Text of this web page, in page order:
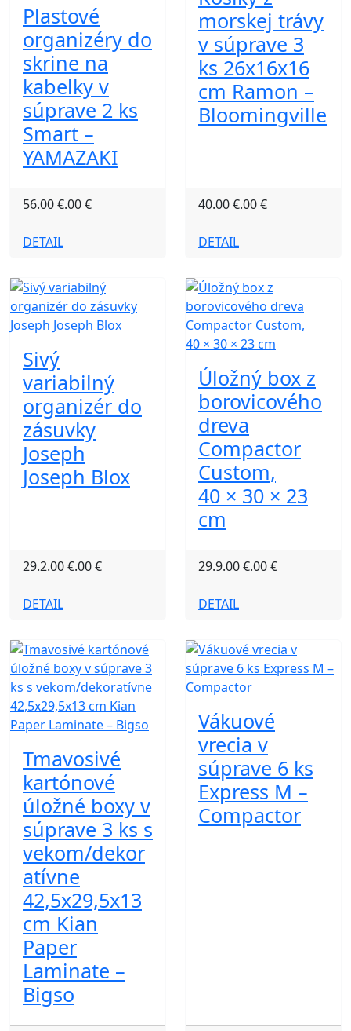
Plastové
organizéry do
skrine na
kabelky v
súprave 2 ks
Smart –
YAMAZAKI
56.00 €.00 €
DETAIL
morskej trávy
v súprave 3
ks 26x16x16
cm Ramon –
Bloomingville
40.00 €.00 €
DETAIL
Sivý
variabilný
organizér do
zásuvky
Joseph
Joseph Blox
29.2.00 €.00 €
DETAIL
Úložný box z
borovicového
dreva
Compactor
Custom,
40 × 30 × 23
cm
29.9.00 €.00 €
DETAIL
Tmavosivé
kartónové
úložné boxy v
súprave 3 ks s
vekom/dekor
atívne
42,5x29,5x13
cm Kian
Paper
Laminate –
Bigso
Vákuové
vrecia v
súprave 6 ks
Express M –
Compactor